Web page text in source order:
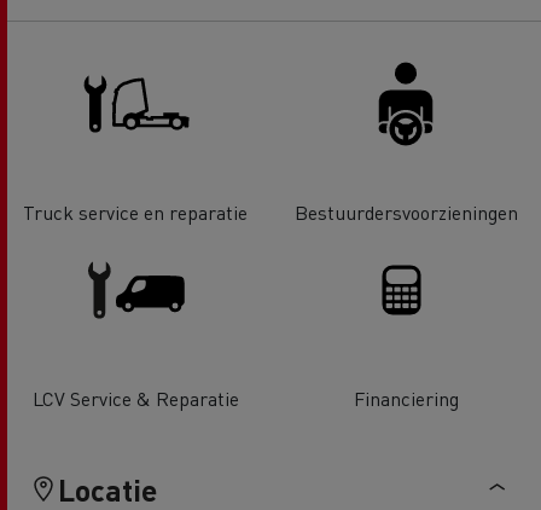
Truck service en reparatie Bestuurdersvoorzieningen
LCV Service & Reparatie Financiering
Locatie